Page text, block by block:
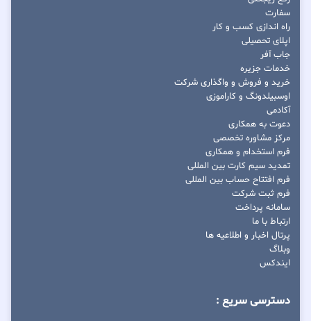
سفارت
راه اندازی کسب و کار
اپلای تحصیلی
جاب آفر
خدمات جزیره
خرید و فروش و واگذاری شرکت
اوسبیلدونگ و کاراموزی
آکادمی
دعوت به همکاری
مرکز مشاوره تخصصی
فرم استخدام و همکاری
تمدید سیم کارت بین المللی
فرم افتتاح حساب بین المللی
فرم ثبت شرکت
سامانه پرداخت
ارتباط با ما
پرتال اخبار و اطلاعیه ها
وبلاگ
ایندکس
دسترسی سریع :